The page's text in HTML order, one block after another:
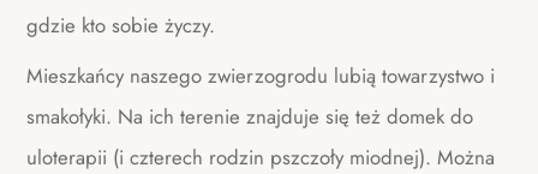
gdzie kto sobie życzy.
Mieszkańcy naszego zwierzogrodu lubią towarzystwo i
smakołyki. Na ich terenie znajduje się też domek do
uloterapii (i czterech rodzin pszczoły miodnej). Można